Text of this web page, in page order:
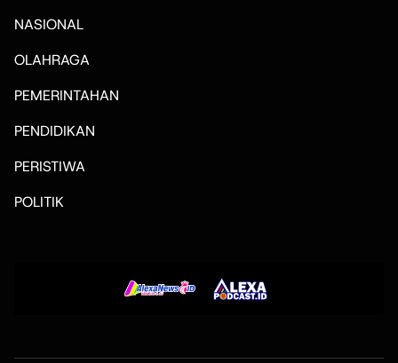
NASIONAL
OLAHRAGA
PEMERINTAHAN
PENDIDIKAN
PERISTIWA
POLITIK